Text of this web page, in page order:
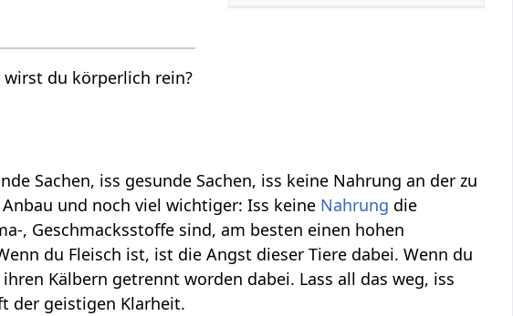
du körperlich rein?
Sachen, iss gesunde Sachen, iss keine Nahrung an der zu
und noch viel wichtiger: Iss keine Nahrung die
, Geschmacksstoffe sind, am besten einen hohen
du Fleisch ist, ist die Angst dieser Tiere dabei. Wenn du
Kälbern getrennt worden dabei. Lass all das weg, iss
der geistigen Klarheit.